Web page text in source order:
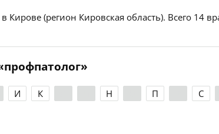
Кирове (регион Кировская область). Всего 14
И К Н П С